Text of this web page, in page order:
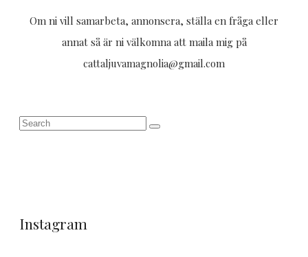
Om ni vill samarbeta, annonsera, ställa en fråga eller
annat så är ni välkomna att maila mig på
cattaljuvamagnolia@gmail.com
Instagram